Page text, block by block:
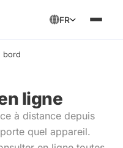
FR
bord
ligne
à distance depuis
quel appareil.